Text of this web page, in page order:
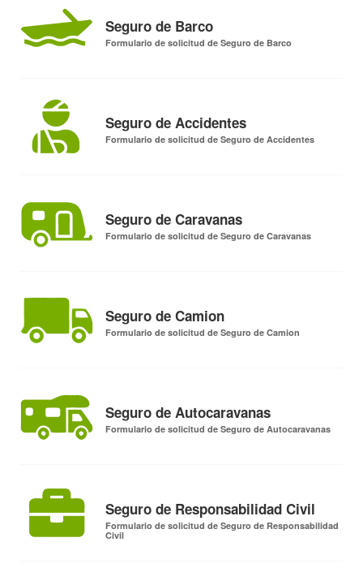
Seguro de Barco
Formulario de solicitud de Seguro de Barco
Seguro de Accidentes
Formulario de solicitud de Seguro de Accidentes
Seguro de Caravanas
Formulario de solicitud de Seguro de Caravanas
Seguro de Camion
Formulario de solicitud de Seguro de Camion
Seguro de Autocaravanas
Formulario de solicitud de Seguro de Autocaravanas
Seguro de Responsabilidad Civil
Formulario de solicitud de Seguro de Responsabilidad
Civil